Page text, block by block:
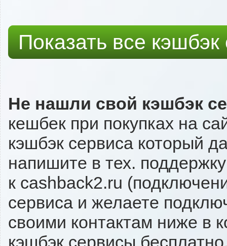
Показать все
Не нашли свой кэшбэк
кешбек при покупках на
кэшбэк сервиса который
напишите в тех.
к cashback2.ru
сервиса и желаете
своими контактам ниже в
кэшбэк сервисы